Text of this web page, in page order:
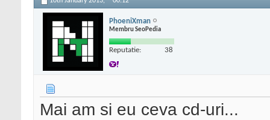
PhoeniXman
Membru SeoPedia
Reputatie: 38
Mai am si eu ceva cd-uri...